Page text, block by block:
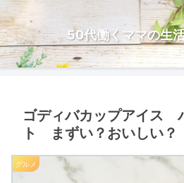
50代働くママの生
ゴディバカップアイス
ト まずい？おいしい？
グルメ